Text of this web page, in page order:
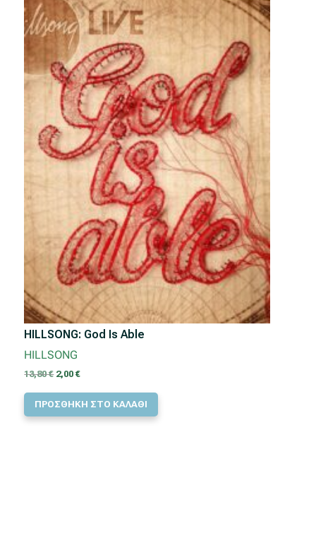
HILLSONG: God Is Able
HILLSONG
13,80€ Original
price
was:
2,00€Η
τρέχουσα
τιμή
ΠΡΟΣΘΗΚΗ ΣΤΟ ΚΑΛΑΘΙ